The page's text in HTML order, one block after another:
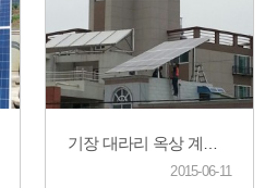
2015-06-11